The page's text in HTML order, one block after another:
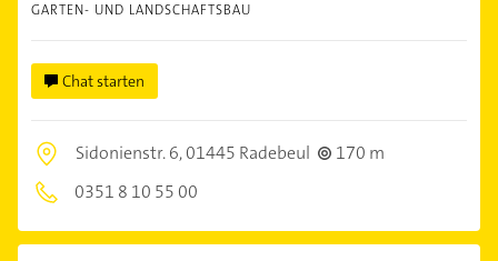
GARTEN- UND LANDSCHAFTSBAU
Chat starten
Sidonienstr. 6,01445 Radebeul
170 m
0351 8 10 55 00